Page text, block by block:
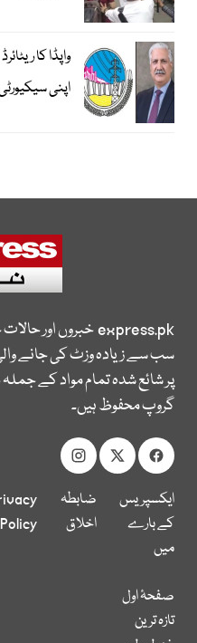
واپڈا کا
اپنی
express.pkخبروں اور
سب سے زیادہ وزٹ کی جانے
پر شائع شدہ تمام مواد کے
گروپ محفوظ ہیں۔
ایکسپریس
کے بارے
میں
ضابطہ
اخلاق
Policy
صفحۂ اول
تازہ ترین